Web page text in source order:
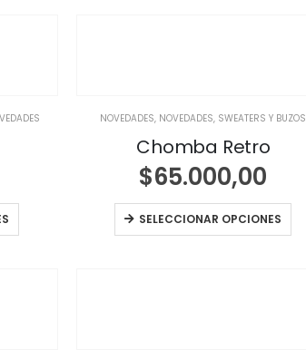
NOVEDADES, NOVEDADES, SWEATERS Y BUZOS
Chomba Retro
$65.000,00
SELECCIONAR OPCIONES